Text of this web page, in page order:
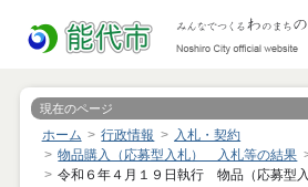
現在のページ
ホーム 行政情報
入札・契約
物品購入（応募型入札） 入札等の結果
令和６年４月１９日執行 物品（応募型